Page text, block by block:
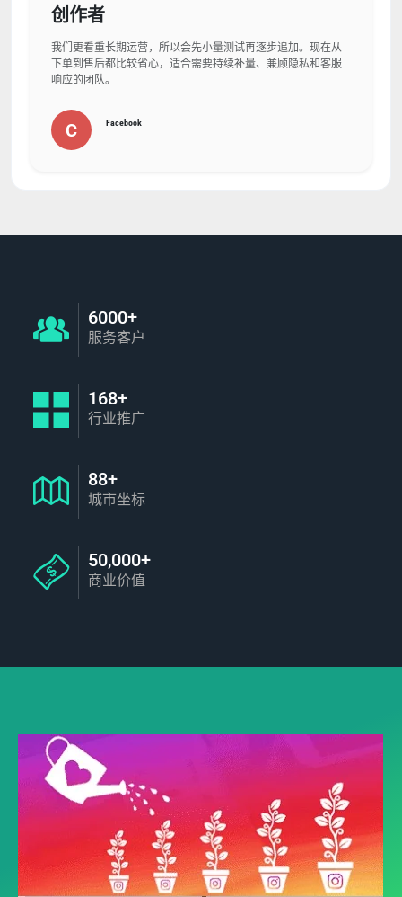
创作者
我们更看重长期运营，所以会先小量测试再逐步追加。现在从
下单到售后都比较省心，适合需要持续补量、兼顾隐私和客服
响应的团队。
C Facebook
6000+
服务客户
168+
行业推广
88+
城市坐标
50,000+
商业价值